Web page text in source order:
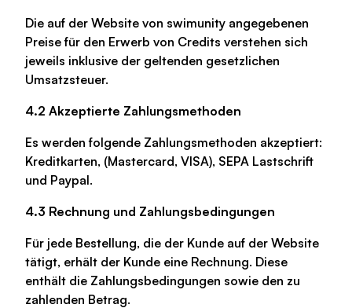
Die auf der Website von swimunity angegebenen
Preise für den Erwerb von Credits verstehen sich
jeweils inklusive der geltenden gesetzlichen
Umsatzsteuer.
4.2 Akzeptierte Zahlungsmethoden
Es werden folgende Zahlungsmethoden akzeptiert:
Kreditkarten, (Mastercard, VISA), SEPA Lastschrift
und Paypal.
4.3 Rechnung und Zahlungsbedingungen
Für jede Bestellung, die der Kunde auf der Website
tätigt, erhält der Kunde eine Rechnung. Diese
enthält die Zahlungsbedingungen sowie den zu
zahlenden Betrag.